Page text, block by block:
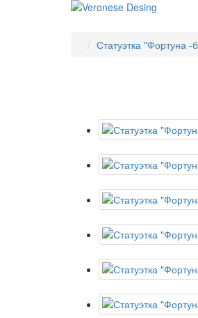
Статуэтка "Фортуна -